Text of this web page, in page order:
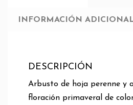
INFORMACIÓN
DESCRIPCIÓN
Arbusto de hoja perenne y
floración primaveral de